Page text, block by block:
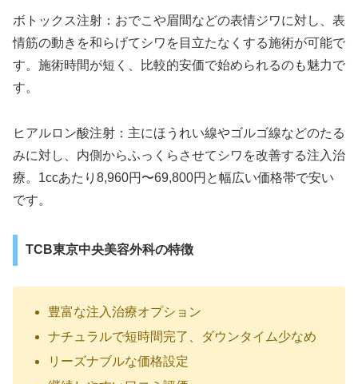
ボトックス注射：おでこや眉間などの表情ジワに対し、表
情筋の動きを和らげてシワを目立たなくする施術が可能で
す。施術時間が短く、比較的安価で始められるのも魅力で
す。
ヒアルロン酸注射：主にほうれい線やゴルゴ線などのたる
みに対し、内側からふっくらさせてシワを改善する注入治
療。1ccあたり8,960円〜69,800円と幅広い価格帯で安い
です。
TCB東京中央美容外科の特徴
豊富な注入治療オプション
ナチュラルで短時間完了、ダウンタイム少なめ
リーズナブルな価格設定